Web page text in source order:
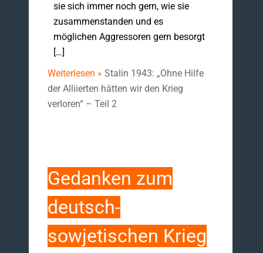
sie sich immer noch gern, wie sie
zusammenstanden und es
möglichen Aggressoren gern besorgt
[…]
Weiterlesen » Stalin 1943: „Ohne Hilfe
der Alliierten hätten wir den Krieg
verloren“ – Teil 2
Gedanken zum
deutsch-
sowjetischen Krieg